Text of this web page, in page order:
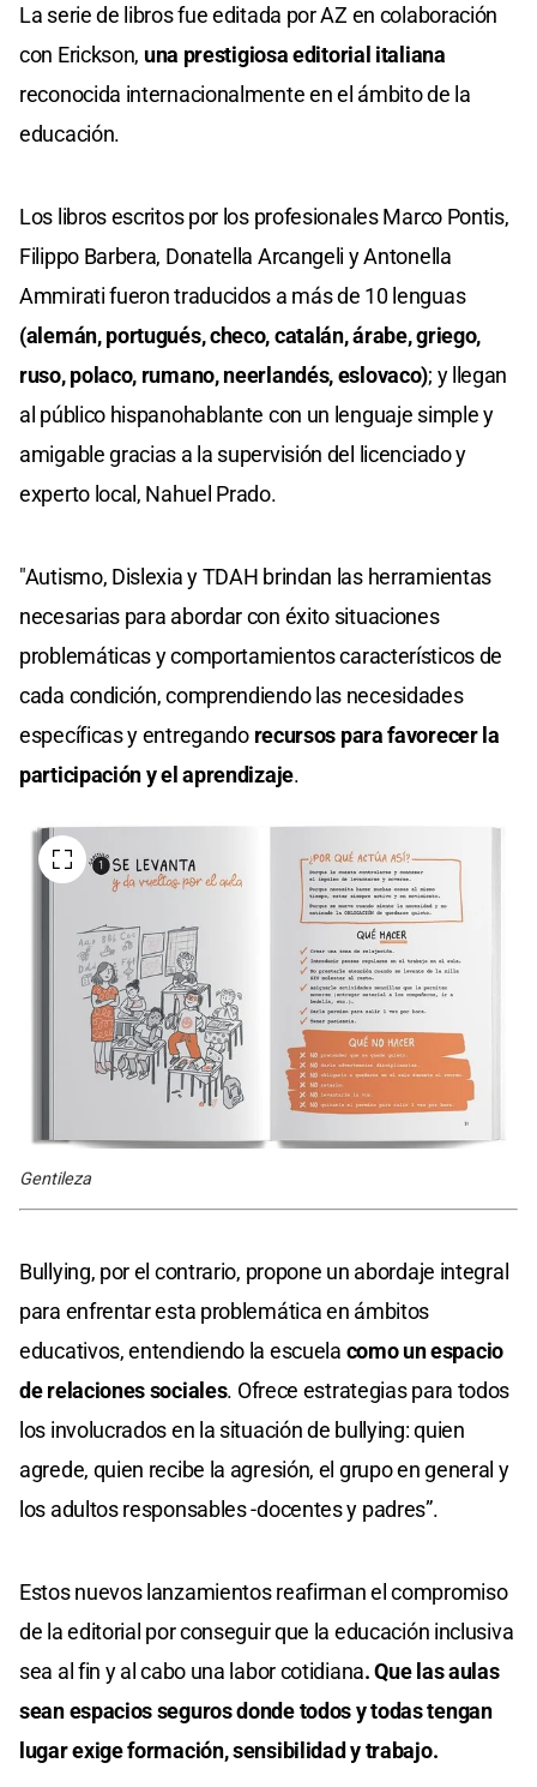
La serie de libros fue editada por AZ en colaboración
con Erickson, una prestigiosa editorial italiana
reconocida internacionalmente en el ámbito de la
educación.
Los libros escritos por los profesionales Marco Pontis,
Filippo Barbera, Donatella Arcangeli y Antonella
Ammirati fueron traducidos a más de 10 lenguas
(alemán, portugués, checo, catalán, árabe, griego,
ruso, polaco, rumano, neerlandés, eslovaco); y llegan
al público hispanohablante con un lenguaje simple y
amigable gracias a la supervisión del licenciado y
experto local, Nahuel Prado.
"Autismo, Dislexia y TDAH brindan las herramientas
necesarias para abordar con éxito situaciones
problemáticas y comportamientos característicos de
cada condición, comprendiendo las necesidades
específicas y entregandorecursos para favorecer la
participación y el aprendizaje.
Gentileza
Bullying, por el contrario, propone un abordaje integral
para enfrentar esta problemática en ámbitos
educativos, entendiendo la escuela como un espacio
de relaciones sociales. Ofrece estrategias para todos
los involucrados en la situación de bullying: quien
agrede, quien recibe la agresión, el grupo en general y
los adultos responsables -docentes y padres”.
Estos nuevos lanzamientos reafirman el compromiso
de la editorial por conseguir que la educación inclusiva
sea al fin y al cabo una labor cotidiana. Que las aulas
sean espacios seguros donde todos y todas tengan
lugar exige formación, sensibilidad y trabajo.